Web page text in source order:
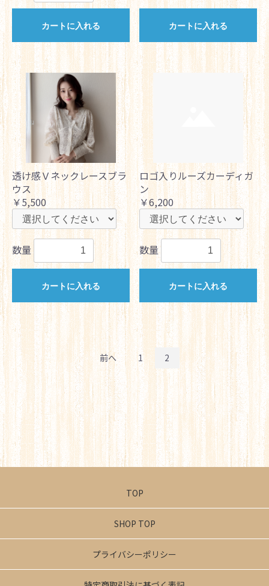
カートに入れる カートに入れる
透け感Ｖネックレースブラ
ウス
￥5,500
数量
カートに入れる
ロゴ入りルーズカーディガ
ン
￥6,200
数量
カートに入れる
前へ 1 2
TOP
SHOP TOP
プライバシーポリシー